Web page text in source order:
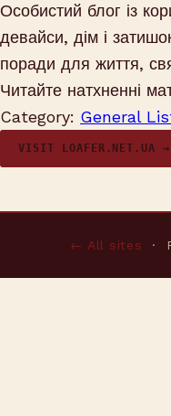
Особистий блог із
девайси, дім і
поради для життя,
Читайте натхненні
Category: General
VISIT LOAFER.NET.UA →
← All sites ·